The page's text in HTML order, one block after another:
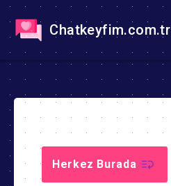
Chatkeyfim.com.tr
Herkez Burada